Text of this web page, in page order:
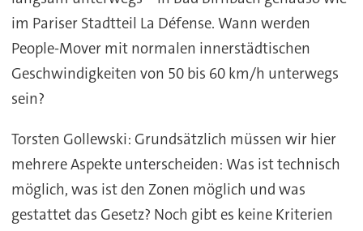
im Pariser Stadtteil La Défense. Wann werden
People-Mover mit normalen innerstädtischen
Geschwindigkeiten von 50 bis 60 km/h unterwegs
sein?
Torsten Gollewski: Grundsätzlich müssen wir hier
mehrere Aspekte unterscheiden: Was ist technisch
möglich, was ist den Zonen möglich und was
gestattet das Gesetz? Noch gibt es keine Kriterien